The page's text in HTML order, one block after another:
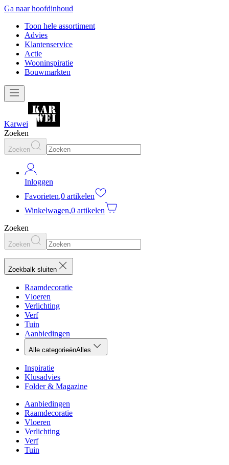
Ga naar hoofdinhoud
Toon hele assortiment
Advies
Klantenservice
Actie
Wooninspiratie
Bouwmarkten
Karwei
Zoeken
Zoeken
Inloggen
Favorieten,0 artikelen
Winkelwagen,0 artikelen
Zoeken
Zoeken
Zoekbalk sluiten
Raamdecoratie
Vloeren
Verlichting
Verf
Tuin
Aanbiedingen
Alle categorieënAlles
Inspiratie
Klusadvies
Folder & Magazine
Aanbiedingen
Raamdecoratie
Vloeren
Verlichting
Verf
Tuin